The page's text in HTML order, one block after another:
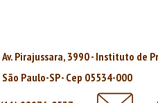
Av. Pirajussara, 3990 - Instituto de
São Paulo-SP - Cep 05534-000